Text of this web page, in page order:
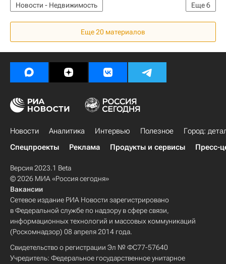
Еще6
Новости - Недвижимость
Социальная инфраструктура
Строительство
Космодром
Строительство космодрома "Восточный"
Россия
Еще 20 материалов
Новости Аналитика Интервью Полезное
Город:
Спецпроекты
Реклама Продукты и сервисы Пресс-
Версия 2023.1 Beta
© 2026 МИА «Россия сегодня»
Вакансии
Сетевое издание РИА Новости зарегистрировано
в Федеральной службе по надзору в сфере связи,
информационных технологий и массовых коммуникаций
(Роскомнадзор) 08 апреля 2014 года.
Свидетельство о регистрации Эл № ФС77-57640
Учредитель: Федеральное государственное унитарное